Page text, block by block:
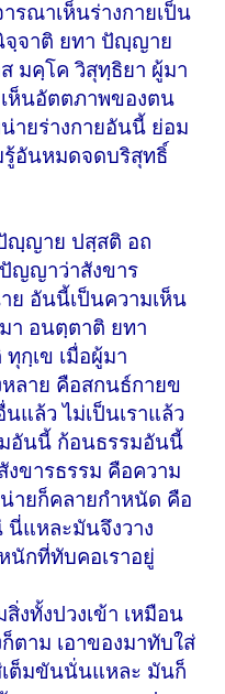
รณาเห็นร่างกายเป็น
จฺจาติ ยทา ปัญฺญาย
มคฺโค วิสุทฺธิยา ผู้มา
ห็นอัตตภาพของตน
ายร่างกายอันนี้ ย่อม
อันหมดจดบริสุทธิ์
ญฺญาย ปสฺสติ อถ
ญญาว่าสังขาร
ย อันนี้เป็นความเห็น
า อนตฺตาติ ยทา
กฺเข เมื่อผู้มา
ลาย คือสกนธ์กายข
แล้ว ไม่เป็นเราแล้ว
อันนี้ ก้อนธรรมอันนี้
ขารธรรม คือความ
ายก็คลายกำหนัด คือ
แหละมันจึงวาง
นักที่ทับคอเราอยู่
งทั้งปวงเข้า เหมือน
าม เอาของมาทับใส่
เต็มขันนั่นแหละ มันก็